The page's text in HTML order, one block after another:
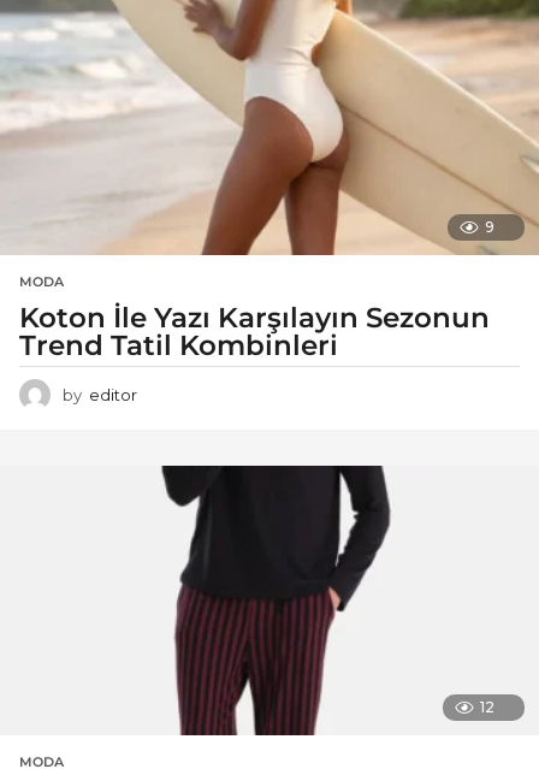
9
MODA
Koton İle Yazı Karşılayın Sezonun
Trend Tatil Kombinleri
by editor
12
MODA